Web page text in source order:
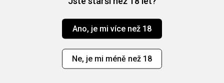
Ano, je mi více než 18
Ne, je mi méně než 18